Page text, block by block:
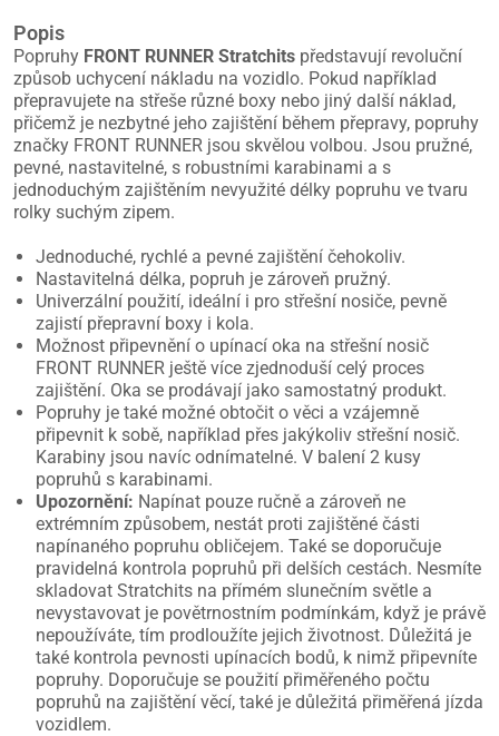
Popis
Popruhy FRONT RUNNER Stratchits představují revoluční
způsob uchycení nákladu na vozidlo. Pokud například
přepravujete na střeše různé boxy nebo jiný další náklad,
přičemž je nezbytné jeho zajištění během přepravy, popruhy
značky FRONT RUNNER jsou skvělou volbou. Jsou pružné,
pevné, nastavitelné, s robustními karabinami a s
jednoduchým zajištěním nevyužité délky popruhu ve tvaru
rolky suchým zipem.
Jednoduché, rychlé a pevné zajištění čehokoliv.
Nastavitelná délka, popruh je zároveň pružný.
Univerzální použití, ideální i pro střešní nosiče, pevně
zajistí přepravní boxy i kola.
Možnost připevnění o upínací oka na střešní nosič
FRONT RUNNER ještě více zjednoduší celý proces
zajištění. Oka se prodávají jako samostatný produkt.
Popruhy je také možné obtočit o věci a vzájemně
připevnit k sobě, například přes jakýkoliv střešní nosič.
Karabiny jsou navíc odnímatelné. V balení 2 kusy
popruhů s karabinami.
Upozornění: Napínat pouze ručně a zároveň ne
extrémním způsobem, nestát proti zajištěné části
napínaného popruhu obličejem. Také se doporučuje
pravidelná kontrola popruhů při delších cestách. Nesmíte
skladovat Stratchits na přímém slunečním světle a
nevystavovat je povětrnostním podmínkám, když je právě
nepoužíváte, tím prodloužíte jejich životnost. Důležitá je
také kontrola pevnosti upínacích bodů, k nimž připevníte
popruhy. Doporučuje se použití přiměřeného počtu
popruhů na zajištění věcí, také je důležitá přiměřená jízda
vozidlem.